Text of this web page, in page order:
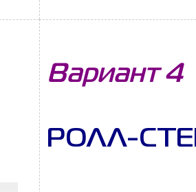
Вариант 4
РОЛЛ-